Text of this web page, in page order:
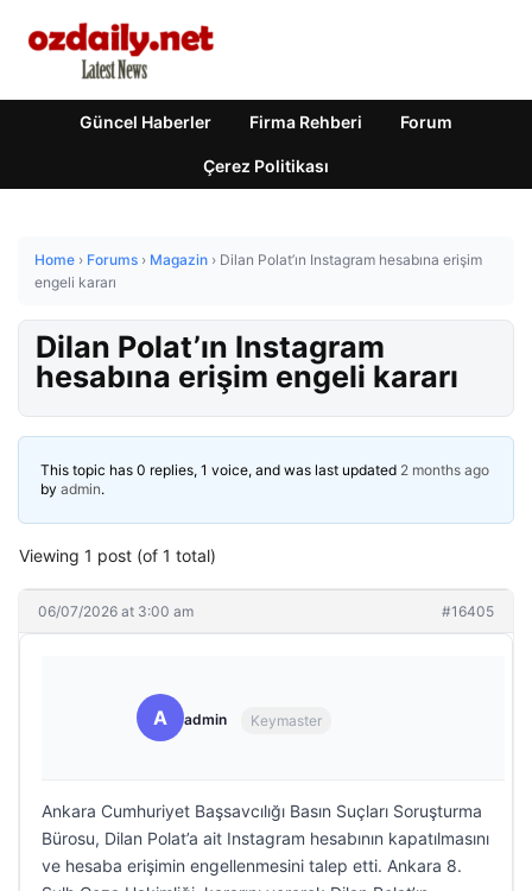
Güncel Haberler Firma Rehberi Forum
Çerez Politikası
Home › Forums › Magazin › Dilan Polat’ın Instagram hesabına erişim
engeli kararı
Dilan Polat’ın Instagram
hesabına erişim engeli kararı
This topic has 0 replies, 1 voice, and was last updated 2 months ago
by admin.
Viewing 1 post (of 1 total)
06/07/2026 at 3:00 am #16405
A admin Keymaster
Ankara Cumhuriyet Başsavcılığı Basın Suçları Soruşturma
Bürosu, Dilan Polat’a ait Instagram hesabının kapatılmasını
ve hesaba erişimin engellenmesini talep etti. Ankara 8.